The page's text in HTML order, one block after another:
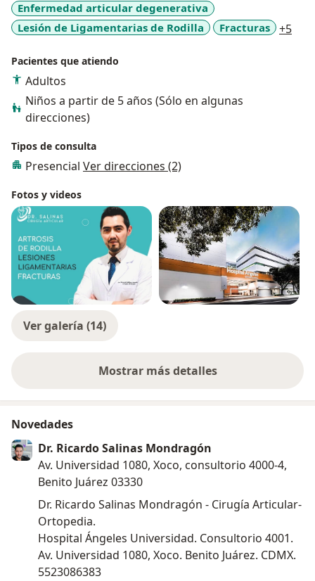
Enfermedad articular degenerativa
Lesión de Ligamentarias de Rodilla
Fracturas +5
Pacientes que atiendo
Adultos
Niños a partir de 5 años (Sólo en algunas
direcciones)
Tipos de consulta
Presencial Ver direcciones (2)
Fotos y videos
Ver galería (14)
Mostrar más detalles
sobre la experiencia
Novedades
Dr. Ricardo Salinas Mondragón
Av. Universidad 1080, Xoco, consultorio 4000-4,
Benito Juárez 03330
Dr. Ricardo Salinas Mondragón - Cirugía Articular-
Ortopedia.
Hospital Ángeles Universidad. Consultorio 4001.
Av. Universidad 1080, Xoco. Benito Juárez. CDMX.
5523086383